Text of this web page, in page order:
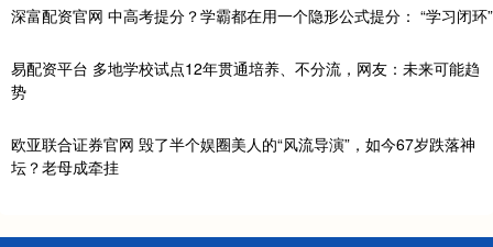
深富配资官网 中高考提分？学霸都在用一个隐形公式提分： “学习闭环”
易配资平台 多地学校试点12年贯通培养、不分流，网友：未来可能趋
势
欧亚联合证券官网 毁了半个娱圈美人的“风流导演”，如今67岁跌落神
坛？老母成牵挂